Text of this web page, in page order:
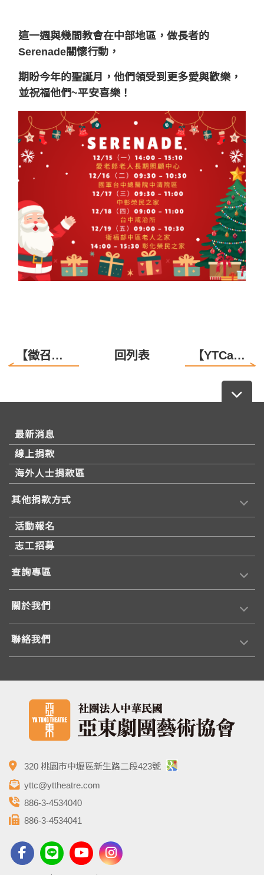
這一週與幾間教會在中部地區，做長者的
Serenade關懷行動，
期盼今年的聖誕月，他們領受到更多愛與歡樂，
並祝福他們~平安喜樂！
【徵召拆台志工｜WE WANT YOU】 回列表 【YTCare送愛到台中戒治所】
最新消息
線上捐款
海外人士捐款區
其他捐款方式
活動報名
志工招募
查詢專區
關於我們
聯絡我們
320 桃園市中壢區新生路二段423號
yttc@yttheatre.com
886-3-4534040
886-3-4534041